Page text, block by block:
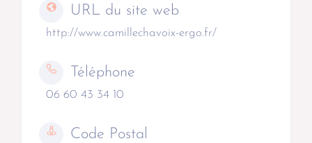
URL du site web
http://www.camillechavoix-ergo.fr/
Téléphone
06 60 43 34 10
Code Postal